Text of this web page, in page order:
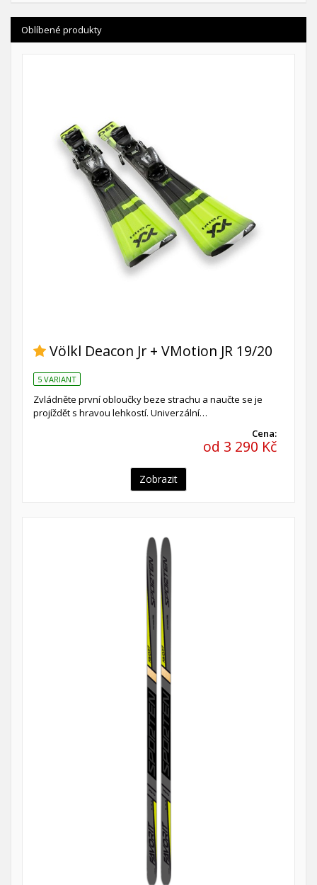
Oblíbené produkty
Völkl Deacon Jr + VMotion JR 19/20
5 VARIANT
Zvládněte první obloučky beze strachu a naučte se je
projíždět s hravou lehkostí. Univerzální…
Cena:
od 3 290 Kč
Zobrazit